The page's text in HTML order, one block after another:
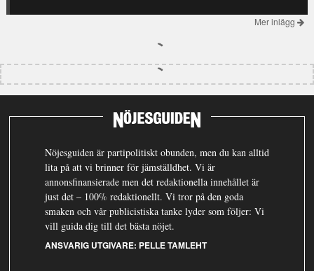
Mer inlägg
Nöjesguiden är partipolitiskt obunden, men du kan alltid
lita på att vi brinner för jämställdhet. Vi är
annonsfinansierade men det redaktionella innehållet är
just det – 100% redaktionellt. Vi tror på den goda
smaken och vår publicistiska tanke lyder som följer: Vi
vill guida dig till det bästa nöjet.
ANSVARIG UTGIVARE: PELLE TAMLEHT